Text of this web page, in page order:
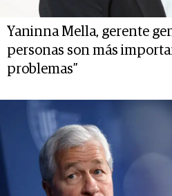
Yaninna Mella, gerente
personas son más
problemas”